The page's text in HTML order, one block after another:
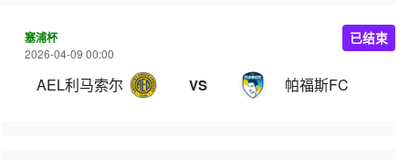
塞浦杯
2026-04-09 00:00
AEL利马索尔 VS 帕福斯FC
已结束